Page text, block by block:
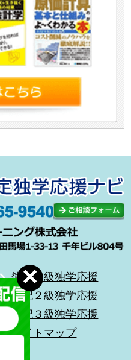
簿記１級独学応援
簿記２級独学応援
簿記３級独学応援
サイトマップ